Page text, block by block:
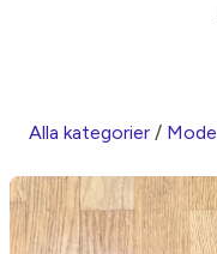
Alla kategorier / Mode